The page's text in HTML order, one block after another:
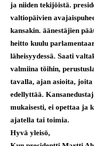
ja niiden tekijöistä.
valtiopäivien
kansakin. äänestäjien
heitto kuulu
läheisyydessä. Saati
valmiina töihin,
tavalla, ajan asioita,
edellyttää.
mukaisesti, ei opettaa ja
ajatella tai toimia.
Hyvä yleisö,